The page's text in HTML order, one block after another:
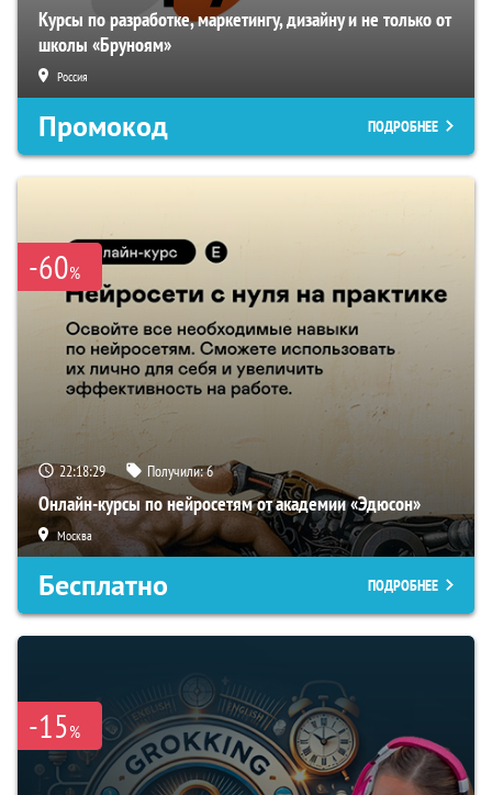
Курсы по разработке, маркетингу, дизайну и не только от
школы «Бруноям»
Россия
Промокод ПОДРОБНЕЕ
-60%
22:18:28 Получили:6
Онлайн-курсы по нейросетям от академии «Эдюсон»
Москва
Бесплатно ПОДРОБНЕЕ
-15%